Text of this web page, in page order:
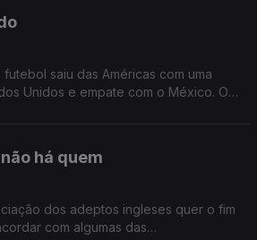
saiu das Américas com uma
Unidos e empate com o México. O
há quem
dos adeptos ingleses quer o fim
com algumas das